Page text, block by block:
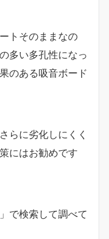
トそのままなの
多い多孔性になっ
のある吸音ボード
らに劣化しにくく
にはお勧めです
で検索して調べて